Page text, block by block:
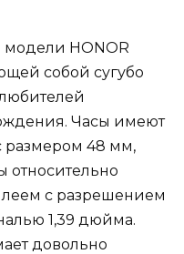
модели HONOR
собой сугубо
Часы имеют
размером 48 мм,
относительно
с разрешением
1,39 дюйма.
довольно